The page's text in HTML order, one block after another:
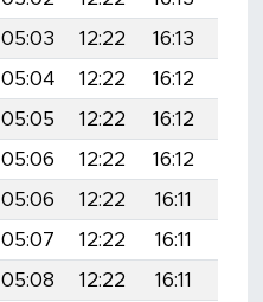
05:03 12:22 16:13
05:04 12:22 16:12
05:05 12:22 16:12
05:06 12:22 16:12
05:06 12:22 16:11
05:07 12:22 16:11
05:08 12:22 16:11